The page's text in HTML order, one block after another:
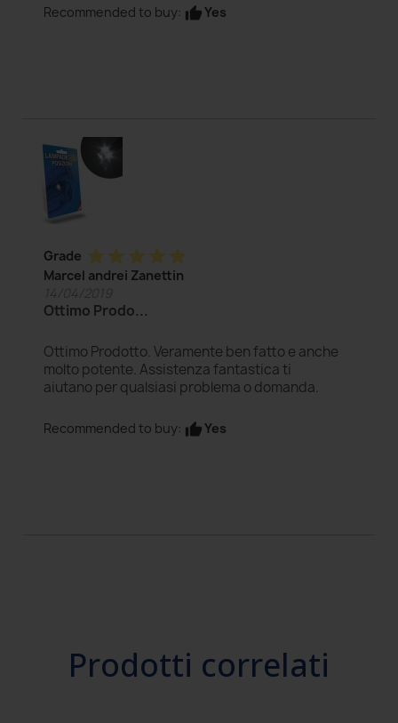
Recommended to buy: thumb_upYes
Grade star star star star star
Marcel andrei Zanettin
Ottimo Prodo...
Ottimo Prodotto. Veramente ben fatto e anche
molto potente. Assistenza fantastica ti
aiutano per qualsiasi problema o domanda.
Recommended to buy: thumb_upYes
Prodotti correlati